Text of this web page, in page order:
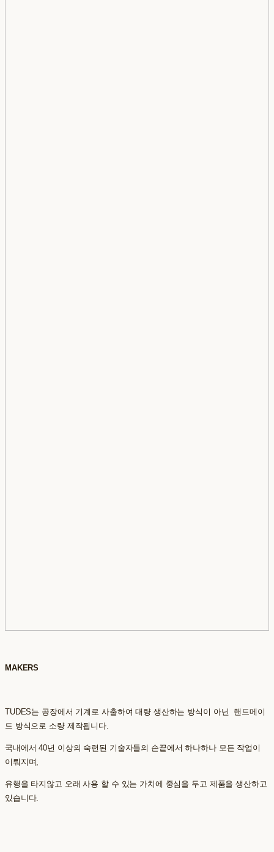
MAKERS
TUDES는 공장에서 기계로 사출하여 대량 생산하는 방식이 아닌 핸드메이
드 방식으로 소량 제작됩니다.
국내에서 40년 이상의 숙련된 기술자들의 손끝에서 하나하나 모든 작업이
이뤄지며,
유행을 타지않고 오래 사용 할 수 있는 가치에 중심을 두고 제품을 생산하고
있습니다.